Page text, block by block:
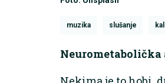
muzika slušanje